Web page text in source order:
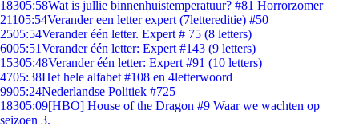
18305:58Wat is jullie binnenhuistemperatuur? #81 Horrorzomer
21105:54Verander een letter expert (7lettereditie) #50
2505:54Verander één letter. Expert # 75 (8 letters)
6005:51Verander één letter: Expert #143 (9 letters)
15305:48Verander één letter: Expert #91 (10 letters)
4705:38Het hele alfabet #108 en 4letterwoord
9905:24Nederlandse Politiek #725
18305:09[HBO] House of the Dragon #9 Waar we wachten op
seizoen 3.